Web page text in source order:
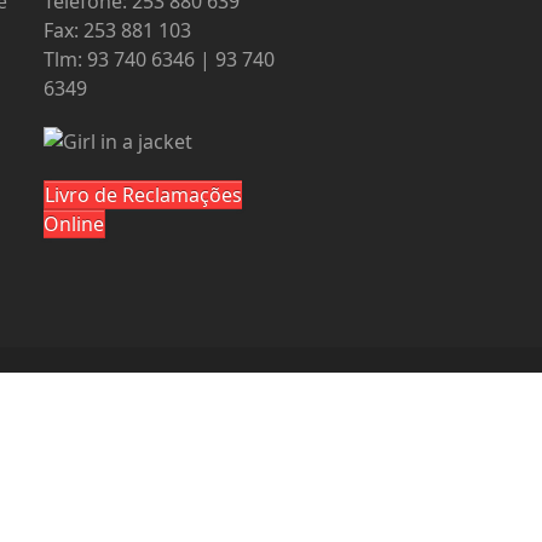
Fax: 253 881 103
Tlm: 93 740 6346 | 93 740
6349
Livro de Reclamações
Online